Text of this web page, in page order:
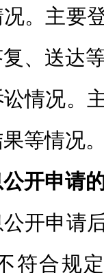
况。主要
、送达
讼情况。
等情况
开申请
开申请
符合规